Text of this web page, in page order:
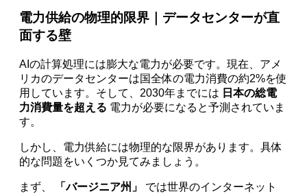
電力供給の物理的限界｜データセンターが直
面する壁
AIの計算処理には膨大な電力が必要です。現在、アメ
リカのデータセンターは国全体の電力消費の約2%を使
用しています。そして、2030年までには 日本の総電
力消費量を超える 電力が必要になると予測されていま
す。
しかし、電力供給には物理的な限界があります。具体
的な問題をいくつか見てみましょう。
まず、 「バージニア州」
では世界のインターネット